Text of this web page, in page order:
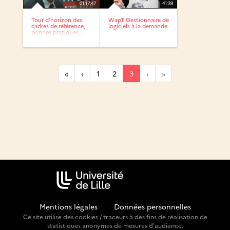
01:17:47
Tour d’horizon des
cadres de référence,
bonnes pratiques,...
41:39
WapT Gestionnaire de
logiciels à la demande
« ‹ 1 2 3 › »
Mentions légales Données personnelles
Ce site utilise des cookies / traceurs à des fins de réalisation de
statistiques anonymes de mesures d'audience.